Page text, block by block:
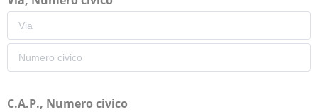
C.A.P., Numero civico